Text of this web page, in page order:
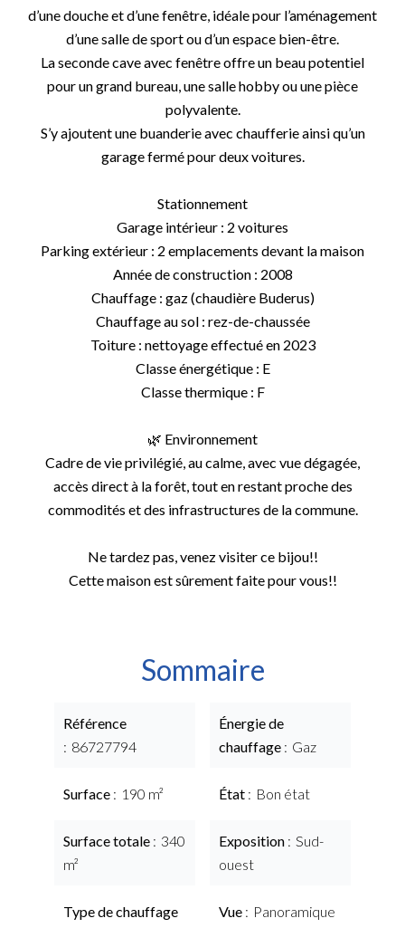
d’une douche et d’une fenêtre, idéale pour l’aménagement
d’une salle de sport ou d’un espace bien-être.
La seconde cave avec fenêtre offre un beau potentiel
pour un grand bureau, une salle hobby ou une pièce
polyvalente.
S’y ajoutent une buanderie avec chaufferie ainsi qu’un
garage fermé pour deux voitures.
Stationnement
Garage intérieur : 2 voitures
Parking extérieur : 2 emplacements devant la maison
Année de construction : 2008
Chauffage : gaz (chaudière Buderus)
Chauffage au sol : rez-de-chaussée
Toiture : nettoyage effectué en 2023
Classe énergétique : E
Classe thermique : F
🌿 Environnement
Cadre de vie privilégié, au calme, avec vue dégagée,
accès direct à la forêt, tout en restant proche des
commodités et des infrastructures de la commune.
Ne tardez pas, venez visiter ce bijou!!
Cette maison est sûrement faite pour vous!!
Sommaire
Référence
86727794
Surface 190 m²
Surface totale
340
m²
Type de chauffage
Énergie de
chauffage
Gaz
État Bon état
Exposition
Sud-
ouest
Vue
Panoramique